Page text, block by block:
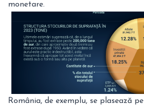
monetare.
România, de exemplu, se plasează